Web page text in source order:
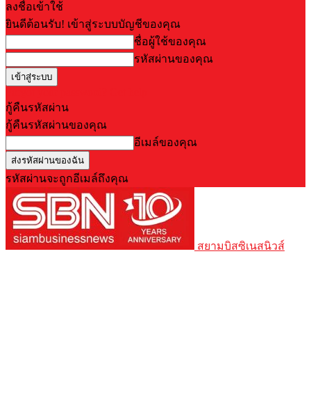
ลงชื่อเข้าใช้
ยินดีต้อนรับ! เข้าสู่ระบบบัญชีของคุณ
ชื่อผู้ใช้ของคุณ
รหัสผ่านของคุณ
กู้คืนรหัสผ่าน
กู้คืนรหัสผ่านของคุณ
อีเมล์ของคุณ
รหัสผ่านจะถูกอีเมล์ถึงคุณ
สยามบิสซิเนสนิวส์